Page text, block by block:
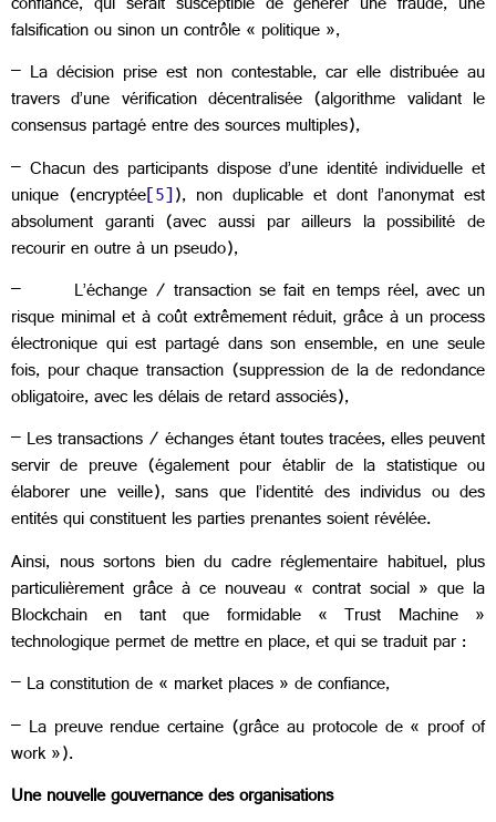
falsification ou sinon un contrôle « politique »,
– La décision prise est non contestable, car elle distribuée au
travers d’une vérification décentralisée (algorithme validant le
consensus partagé entre des sources multiples),
– Chacun des participants dispose d’une identité individuelle et
unique (encryptée[5]), non duplicable et dont l’anonymat est
absolument garanti (avec aussi par ailleurs la possibilité de
recourir en outre à un pseudo),
– L’échange / transaction se fait en temps réel, avec un
risque minimal et à coût extrêmement réduit, grâce à un process
électronique qui est partagé dans son ensemble, en une seule
fois, pour chaque transaction (suppression de la de redondance
obligatoire, avec les délais de retard associés),
– Les transactions / échanges étant toutes tracées, elles peuvent
servir de preuve (également pour établir de la statistique ou
élaborer une veille), sans que l’identité des individus ou des
entités qui constituent les parties prenantes soient révélée.
Ainsi, nous sortons bien du cadre réglementaire habituel, plus
particulièrement grâce à ce nouveau « contrat social » que la
Blockchain en tant que formidable « Trust Machine »
technologique permet de mettre en place, et qui se traduit par :
– La constitution de « market places » de confiance,
– La preuve rendue certaine (grâce au protocole de « proof of
work »).
Une nouvelle gouvernance des organisations